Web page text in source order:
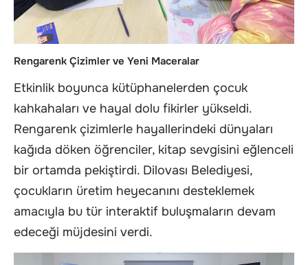
Rengarenk Çizimler ve Yeni Maceralar
Etkinlik boyunca kütüphanelerden çocuk
kahkahaları ve hayal dolu fikirler yükseldi.
Rengarenk çizimlerle hayallerindeki dünyaları
kağıda döken öğrenciler, kitap sevgisini eğlenceli
bir ortamda pekiştirdi. Dilovası Belediyesi,
çocukların üretim heyecanını desteklemek
amacıyla bu tür interaktif buluşmaların devam
edeceği müjdesini verdi.